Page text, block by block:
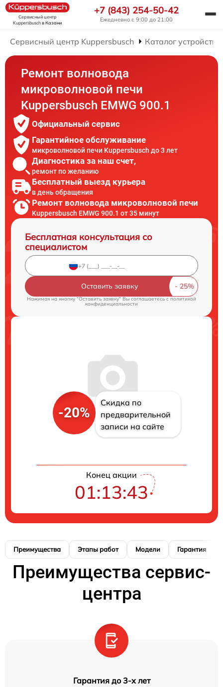
Сервисный центр
Kuppersbuschв Казани
+7 (843) 254-50-42
Ежедневно с 9:00 до 21:00
Сервисный центр Kuppersbusch Каталог устройств
Ремонт волновода
микроволновой печи
Kuppersbusch EMWG 900.1
Официальный сервис
Гарантийное обслуживание
микроволновой печи Kuppersbusch до 3 лет
Диагностика за наш счет,
ремонт по желанию
Бесплатный выезд курьера
в день обращения
Ремонт волновода микроволновой печи
Kuppersbusch EMWG 900.1 от 35 минут
Бесплатная консультация со
специалистом
Оставить заявку
Нажимая на кнопку "Оставить заявку" Вы соглашаетесь c политикой
конфиденциальности
-20%
Скидка по
предварительной
записи на сайте
Конец акции
01:13:42
Преимущества Этапы работ Модели Гарантия
Преимущества сервис-
центра
Гарантия до 3-х лет